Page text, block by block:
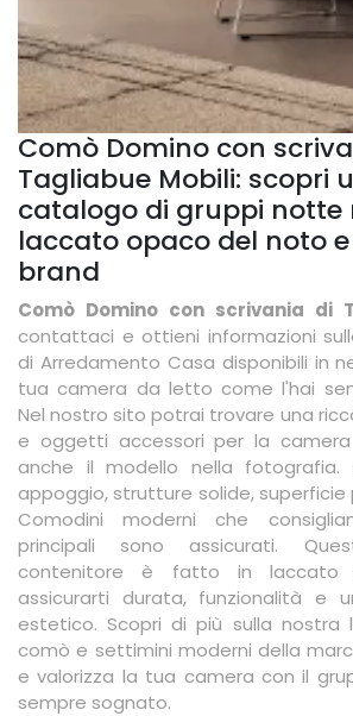
Comò Domino con
Tagliabue Mobili: scopri
catalogo di gruppi notte
laccato opaco del noto
brand
Comò Domino con scrivania di
contattaci e ottieni informazioni
di Arredamento Casa disponibili in
tua camera da letto come l'hai
Nel nostro sito potrai trovare una
e oggetti accessori per la
anche il modello nella fotografia.
appoggio, strutture solide, superficie
Comodini moderni che
principali sono assicurati.
contenitore è fatto in laccato
assicurarti durata, funzionalità e
estetico. Scopri di più sulla nostra
comò e settimini moderni della
e valorizza la tua camera con il
sempre sognato.